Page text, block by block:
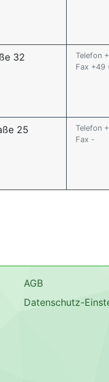
32
Telefon
Fax +49
25
Telefon
Fax -
AGB
Datenschutz-